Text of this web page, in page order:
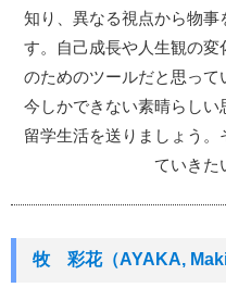
知り、異なる視点から物事
す。自己成長や人生観の
のためのツールだと思って
今しかできない素晴らしい
留学生活を送りましょう
ていきた
牧 彩花（AYAKA, Maki